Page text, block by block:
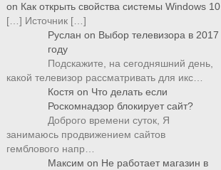
on Как открыть свойства системы Windows 10
[…] Источник […]
Руслан on Выбор телевизора в 2017
году
Подскажите, на сегодняшний день,
какой телевизор рассматривать для икс…
Костя on Что делать если
Роскомнадзор блокирует сайт?
Доброго времени суток, Я
занимаюсь продвижением сайтов
гемблового напр…
Максим on Не работает магазин в